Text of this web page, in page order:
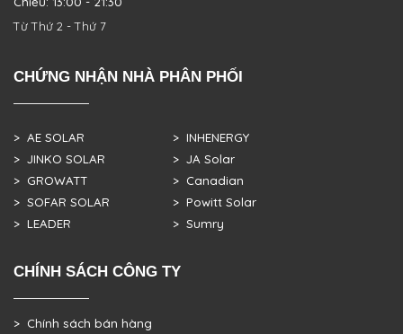
Từ Thứ 2 - Thứ 7
CHỨNG NHẬN NHÀ PHÂN PHỐI
> AE SOLAR
> JINKO SOLAR
> GROWATT
> SOFAR SOLAR
> LEADER
> INHENERGY
> JA Solar
> Canadian
> Powitt Solar
> Sumry
CHÍNH SÁCH CÔNG TY
> Chính sách bán hàng